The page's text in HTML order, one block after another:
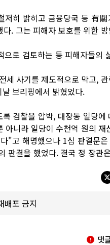
저히 밝히고 금융당국 등 有
. 그는 피해자 보호를 위한
로 검토하는 등 피해자들의
세 사기를 제도적으로 막고,
브리핑에서 밝혔었다.
검찰을 압박, 대장동 일당에
니라 일당이 수천억 원의 재
"고 해명했으나 1심 판결문
판결을 했었다. 결국 정 장관
포 금지
댓